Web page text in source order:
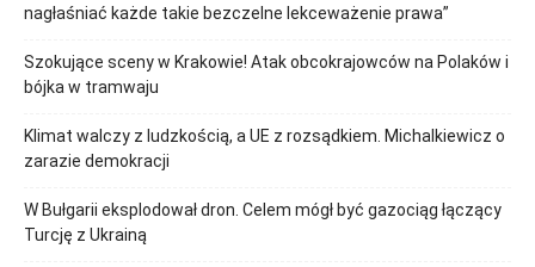
nagłaśniać każde takie bezczelne lekceważenie prawa”
Szokujące sceny w Krakowie! Atak obcokrajowców na Polaków i
bójka w tramwaju
Klimat walczy z ludzkością, a UE z rozsądkiem. Michalkiewicz o
zarazie demokracji
W Bułgarii eksplodował dron. Celem mógł być gazociąg łączący
Turcję z Ukrainą